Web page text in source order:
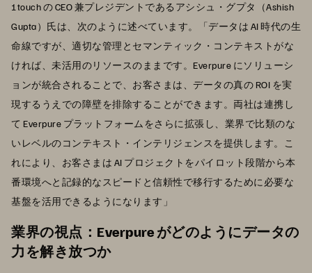
1touch の CEO 兼プレジデントであるアシシュ・グプタ（Ashish
Gupta）氏は、次のように述べています。「データは AI 時代の生
命線ですが、適切な管理とセマンティック・コンテキストがな
ければ、未活用のリソースのままです。Everpure にソリューシ
ョンが統合されることで、お客さまは、データの真の ROI を実
現するうえでの障壁を排除することができます。両社は連携し
て Everpure プラットフォームをさらに拡張し、業界で比類のな
いレベルのコンテキスト・インテリジェンスを提供します。こ
れにより、お客さまは AI プロジェクトをパイロット段階から本
番環境へと記録的なスピードと信頼性で移行するために必要な
基盤を活用できるようになります」
業界の視点：Everpure がどのようにデータの
力を解き放つか